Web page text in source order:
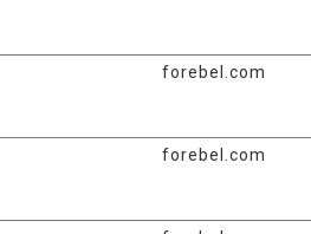
forebel.com
forebel.com